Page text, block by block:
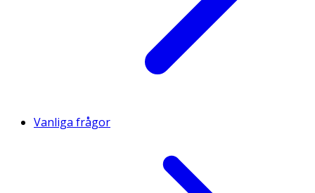
Vanliga frågor